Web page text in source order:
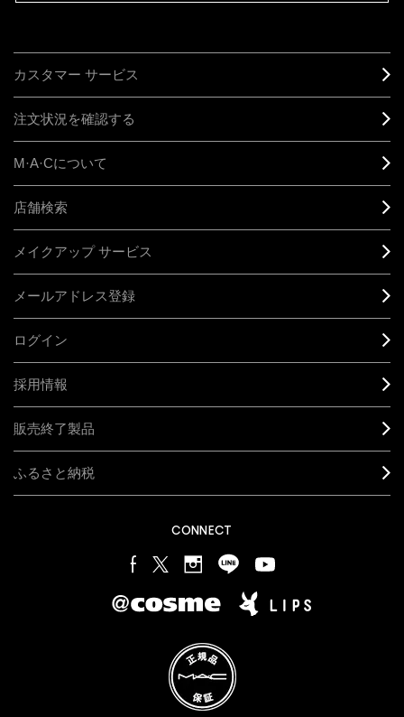
カスタマー サービス
注文状況を確認する
M·A·Cについて
店舗検索
メイクアップ サービス
メールアドレス登録
ログイン
採用情報
販売終了製品
ふるさと納税
CONNECT